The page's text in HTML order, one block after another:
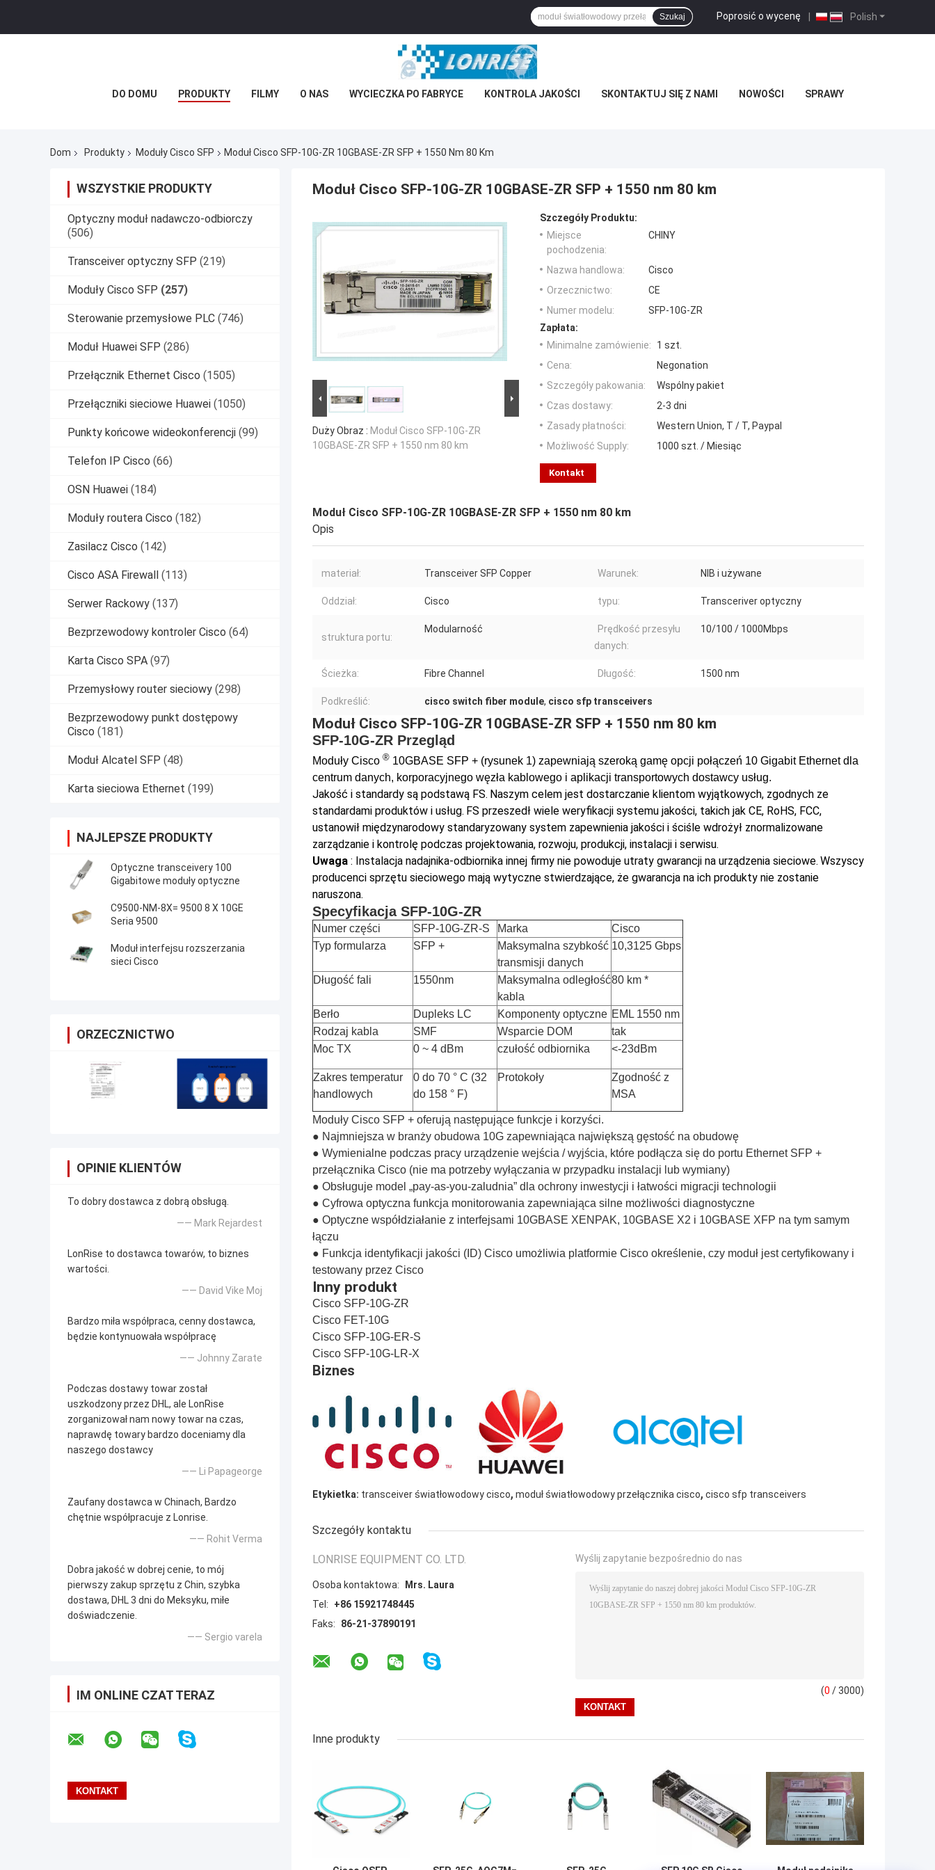
Polish
Poprosić o wycenę |
Szukaj
DO DOMU PRODUKTY FILMY O NAS WYCIECZKA PO FABRYCE KONTROLA JAKOŚCI SKONTAKTUJ SIĘ Z NAMI NOWOŚCI SPRAWY
Dom Produkty Moduły Cisco SFP Moduł Cisco SFP-10G-ZR 10GBASE-ZR SFP + 1550 Nm 80 Km
WSZYSTKIE PRODUKTY
Optyczny moduł nadawczo-odbiorczy
(506)
Transceiver optyczny SFP (219)
Moduły Cisco SFP (257)
Sterowanie przemysłowe PLC (746)
Moduł Huawei SFP (286)
Przełącznik Ethernet Cisco (1505)
Przełączniki sieciowe Huawei (1050)
Punkty końcowe wideokonferencji (99)
Telefon IP Cisco (66)
OSN Huawei (184)
Moduły routera Cisco (182)
Zasilacz Cisco (142)
Cisco ASA Firewall (113)
Serwer Rackowy (137)
Bezprzewodowy kontroler Cisco (64)
Karta Cisco SPA (97)
Przemysłowy router sieciowy (298)
Bezprzewodowy punkt dostępowy
Cisco (181)
Moduł Alcatel SFP (48)
Karta sieciowa Ethernet (199)
NAJLEPSZE PRODUKTY
Optyczne transceivery 100
Gigabitowe moduły optyczne
C9500-NM-8X= 9500 8 X 10GE
Seria 9500
Moduł interfejsu rozszerzania
sieci Cisco
ORZECZNICTWO
OPINIE KLIENTÓW
To dobry dostawca z dobrą obsługą.
—— Mark Rejardest
LonRise to dostawca towarów, to biznes
wartości.
—— David Vike Moj
Bardzo miła współpraca, cenny dostawca,
będzie kontynuowała współpracę
—— Johnny Zarate
Podczas dostawy towar został
uszkodzony przez DHL, ale LonRise
zorganizował nam nowy towar na czas,
naprawdę towary bardzo doceniamy dla
naszego dostawcy
—— Li Papageorge
Zaufany dostawca w Chinach, Bardzo
chętnie współpracuje z Lonrise.
—— Rohit Verma
Dobra jakość w dobrej cenie, to mój
pierwszy zakup sprzętu z Chin, szybka
dostawa, DHL 3 dni do Meksyku, miłe
doświadczenie.
—— Sergio varela
IM ONLINE CZAT TERAZ
Moduł Cisco SFP-10G-ZR 10GBASE-ZR SFP + 1550 nm 80 km
Duży Obraz : Moduł Cisco SFP-10G-ZR
10GBASE-ZR SFP + 1550 nm 80 km
Szczegóły Produktu:
Miejsce
pochodzenia:
CHINY
Nazwa handlowa:
Cisco
Orzecznictwo:
CE
Numer modelu:
SFP-10G-ZR
Zapłata:
Minimalne zamówienie:
1 szt.
Cena:
Negonation
Szczegóły pakowania:
Wspólny pakiet
Czas dostawy:
2-3 dni
Zasady płatności:
Western Union, T / T, Paypal
Możliwość Supply:
1000 szt. / Miesiąc
Kontakt
Moduł Cisco SFP-10G-ZR 10GBASE-ZR SFP + 1550 nm 80 km
Opis
materiał: Transceiver SFP Copper Warunek: NIB i używane
Oddział: Cisco typu: Transceriver optyczny
struktura portu:
Modularność
Prędkość przesyłu
danych:
10/100 / 1000Mbps
Ścieżka: Fibre Channel Długość: 1500 nm
Podkreślić: cisco switch fiber module, cisco sfp transceivers
Moduł Cisco SFP-10G-ZR 10GBASE-ZR SFP + 1550 nm 80 km
SFP-10G-ZR Przegląd
Moduły Cisco ® 10GBASE SFP + (rysunek 1) zapewniają szeroką gamę opcji połączeń 10 Gigabit Ethernet dla
centrum danych, korporacyjnego węzła kablowego i aplikacji transportowych dostawcy usług.
Jakość i standardy są podstawą FS. Naszym celem jest dostarczanie klientom wyjątkowych, zgodnych ze
standardami produktów i usług. FS przeszedł wiele weryfikacji systemu jakości, takich jak CE, RoHS, FCC,
ustanowił międzynarodowy standaryzowany system zapewnienia jakości i ściśle wdrożył znormalizowane
zarządzanie i kontrolę podczas projektowania, rozwoju, produkcji, instalacji i serwisu.
Uwaga : Instalacja nadajnika-odbiornika innej firmy nie powoduje utraty gwarancji na urządzenia sieciowe. Wszyscy
producenci sprzętu sieciowego mają wytyczne stwierdzające, że gwarancja na ich produkty nie zostanie
naruszona.
Specyfikacja SFP-10G-ZR
Numer części SFP-10G-ZR-S Marka
Cisco
Typ formularza
SFP +
Maksymalna szybkość
transmisji danych
10,3125 Gbps
Długość fali 1550nm
Maksymalna odległość
kabla
80 km *
Berło Dupleks LC Komponenty optyczne EML 1550 nm
Rodzaj kabla
SMF Wsparcie DOM
tak
Moc TX
0 ~ 4 dBm czułość odbiornika <-23dBm
Zakres temperatur
handlowych
0 do 70 ° C (32
do 158 ° F)
Protokoły
Zgodność z
MSA
Moduły Cisco SFP + oferują następujące funkcje i korzyści.
● Najmniejsza w branży obudowa 10G zapewniająca największą gęstość na obudowę
● Wymienialne podczas pracy urządzenie wejścia / wyjścia, które podłącza się do portu Ethernet SFP +
przełącznika Cisco (nie ma potrzeby wyłączania w przypadku instalacji lub wymiany)
● Obsługuje model „pay-as-you-zaludnia” dla ochrony inwestycji i łatwości migracji technologii
● Cyfrowa optyczna funkcja monitorowania zapewniająca silne możliwości diagnostyczne
● Optyczne współdziałanie z interfejsami 10GBASE XENPAK, 10GBASE X2 i 10GBASE XFP na tym samym
łączu
● Funkcja identyfikacji jakości (ID) Cisco umożliwia platformie Cisco określenie, czy moduł jest certyfikowany i
testowany przez Cisco
Inny produkt
Cisco SFP-10G-ZR
Cisco FET-10G
Cisco SFP-10G-ER-S
Cisco SFP-10G-LR-X
Biznes
Etykietka: transceiver światłowodowy cisco, moduł światłowodowy przełącznika cisco, cisco sfp transceivers
Szczegóły kontaktu
LONRISE EQUIPMENT CO. LTD.
Osoba kontaktowa:
Mrs. Laura
Tel:
+86 15921748445
Faks:
86-21-37890191
Wyślij zapytanie bezpośrednio do nas
(0 / 3000)
Inne produkty